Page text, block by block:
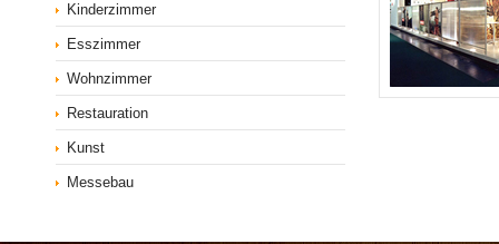
Kinderzimmer
Esszimmer
Wohnzimmer
Restauration
Kunst
Messebau